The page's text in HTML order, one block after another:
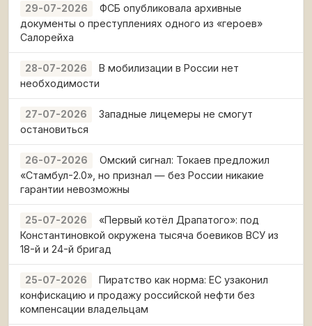
29-07-2026
ФСБ опубликовала архивные
документы о преступлениях одного из «героев»
Салорейха
28-07-2026
В мобилизации в России нет
необходимости
27-07-2026
Западные лицемеры не смогут
остановиться
26-07-2026
Омский сигнал: Токаев предложил
«Стамбул-2.0», но признал — без России никакие
гарантии невозможны
25-07-2026
«Первый котёл Драпатого»: под
Константиновкой окружена тысяча боевиков ВСУ из
18-й и 24-й бригад
25-07-2026
Пиратство как норма: ЕС узаконил
конфискацию и продажу российской нефти без
компенсации владельцам